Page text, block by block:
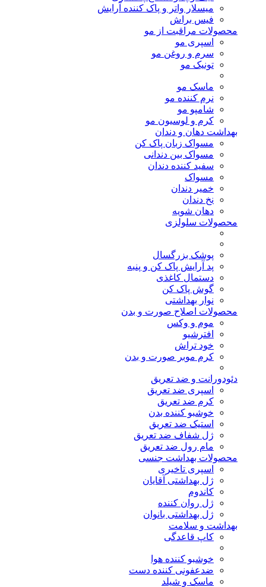
میسلار واتر و پاک کننده آرایش
فیس براش
محصولات مراقبت از مو
اسپری مو
سرم و روغن مو
تونیک مو
ماسک مو
نرم کننده مو
شامپو مو
کرم و لوسیون مو
بهداشت دهان و دندان
مسواک زبان پاک کن
مسواک بین دندانی
سفید کننده دندان
مسواک
خمیر دندان
نخ دندان
دهان شویه
محصولات سلولزی
پوشک بزرگسال
پد آرایش پاک کن و پنبه
دستمال کاغذی
گوش پاک کن
نوار بهداشتی
محصولات اصلاح صورت و بدن
موم و وکس
افترشیو
خود تراش
کرم موبر صورت و بدن
دئودورانت و ضد تعریق
اسپری ضد تعریق
کرم ضد تعریق
خوشبو کننده بدن
استیک ضد تعریق
ژل شفاف ضد تعریق
مام رول ضد تعریق
محصولات بهداشت جنسی
اسپری تاخیری
ژل بهداشتی آقایان
کاندوم
ژل روان کننده
ژل بهداشتی بانوان
بهداشت و سلامت
کاپ قاعدگی
خوشبو کننده هوا
ضدعفونی کننده دست
ماسک و شیلد